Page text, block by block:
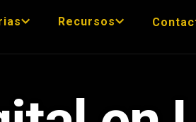
Recursos